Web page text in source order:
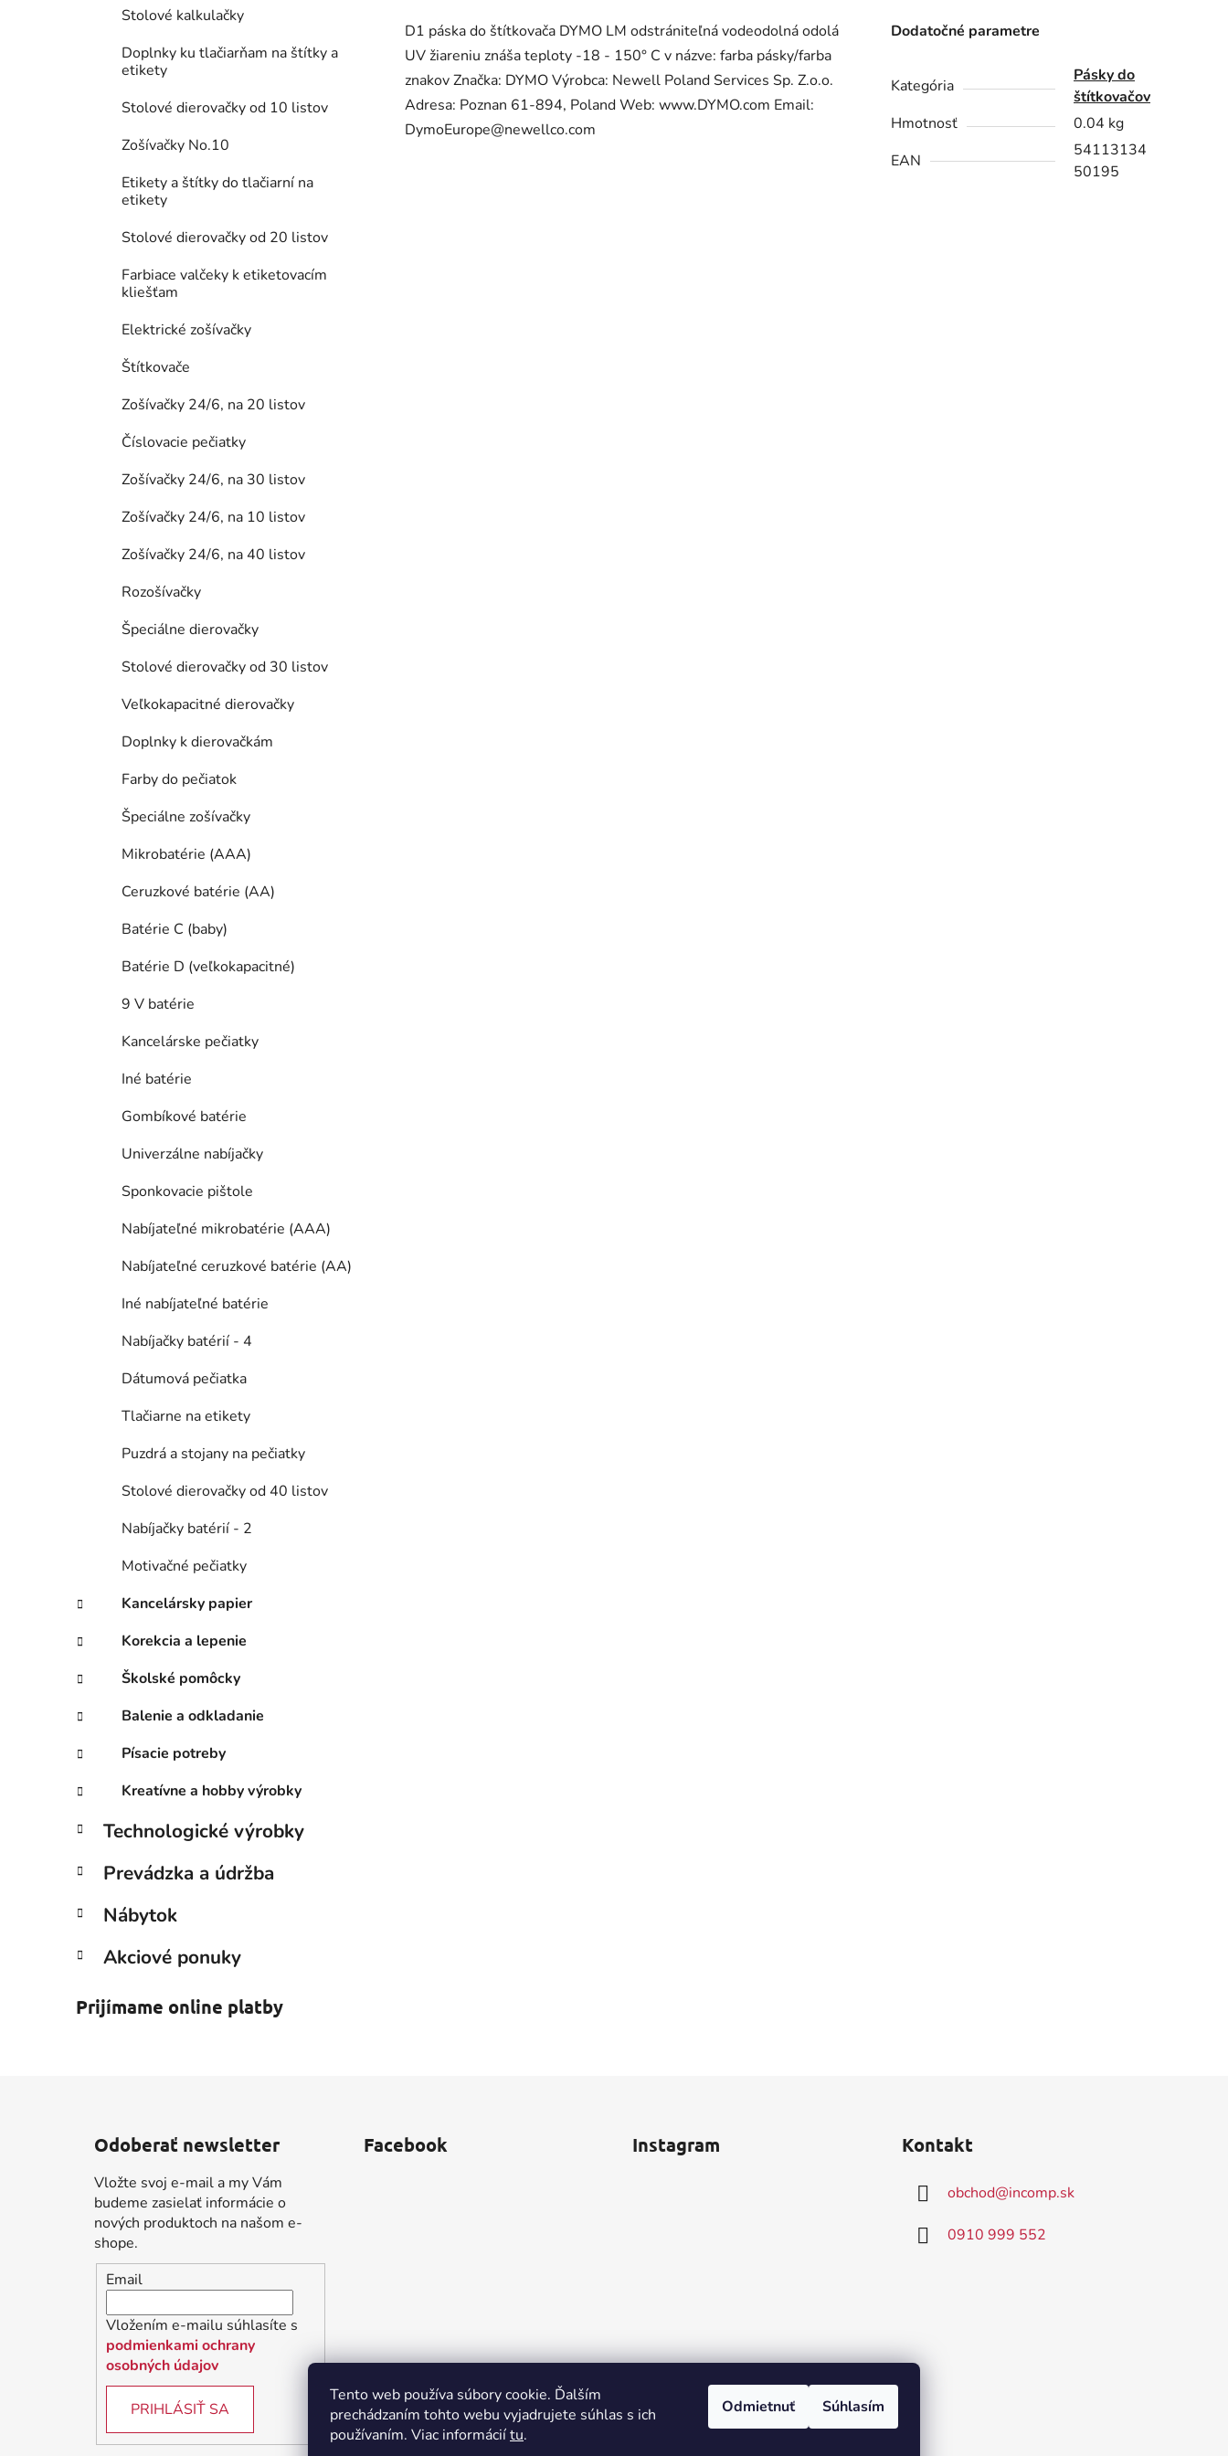
Tento web používa súbory cookie. Ďalším
prechádzaním tohto webu vyjadrujete súhlas s ich
používaním. Viac informáciítu.
Odmietnuť Súhlasím
Stolové kalkulačky
Doplnky ku tlačiarňam na štítky a
etikety
Stolové dierovačky od 10 listov
Zošívačky No.10
Etikety a štítky do tlačiarní na
etikety
Stolové dierovačky od 20 listov
Farbiace valčeky k etiketovacím
kliešťam
Elektrické zošívačky
Štítkovače
Zošívačky 24/6, na 20 listov
Číslovacie pečiatky
Zošívačky 24/6, na 30 listov
Zošívačky 24/6, na 10 listov
Zošívačky 24/6, na 40 listov
Rozošívačky
Špeciálne dierovačky
Stolové dierovačky od 30 listov
Veľkokapacitné dierovačky
Doplnky k dierovačkám
Farby do pečiatok
Špeciálne zošívačky
Mikrobatérie (AAA)
Ceruzkové batérie (AA)
Batérie C (baby)
Batérie D (veľkokapacitné)
9 V batérie
Kancelárske pečiatky
Iné batérie
Gombíkové batérie
Univerzálne nabíjačky
Sponkovacie pištole
Nabíjateľné mikrobatérie (AAA)
Nabíjateľné ceruzkové batérie (AA)
Iné nabíjateľné batérie
Nabíjačky batérií - 4
Dátumová pečiatka
Tlačiarne na etikety
Puzdrá a stojany na pečiatky
Stolové dierovačky od 40 listov
Nabíjačky batérií - 2
Motivačné pečiatky
Kancelársky papier
Korekcia a lepenie
Školské pomôcky
Balenie a odkladanie
Písacie potreby
Kreatívne a hobby výrobky
Technologické výrobky
Prevádzka a údržba
Nábytok
Akciové ponuky
Prijímame online platby
D1 páska do štítkovača DYMO LM odstrániteľná vodeodolná odolá
UV žiareniu znáša teploty -18 - 150° C v názve: farba pásky/farba
znakov Značka: DYMO Výrobca: Newell Poland Services Sp. Z.o.o.
Adresa: Poznan 61-894, Poland Web: www.DYMO.com Email:
DymoEurope@newellco.com
Dodatočné parametre
Kategória
Pásky do
štítkovačov
Hmotnosť
0.04 kg
EAN
54113134
50195
Odoberať newsletter
Vložte svoj e-mail a my Vám
budeme zasielať informácie o
nových produktoch na našom e-
shope.
Email
Vložením e-mailu súhlasíte s
podmienkami ochrany
osobných údajov
PRIHLÁSIŤ SA
Facebook Instagram Kontakt
obchod@incomp.sk
0910 999 552